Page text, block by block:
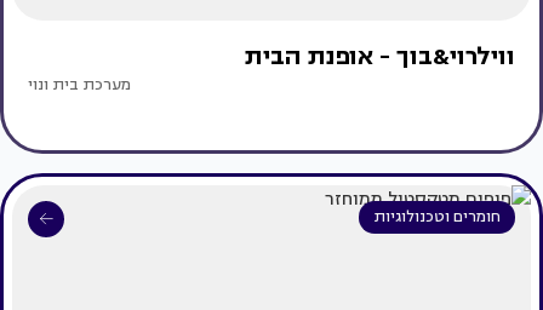
ווילרוי&בוך - אופנת הבית
מערכת בית ונוי
חומרים וטכנולוגיות